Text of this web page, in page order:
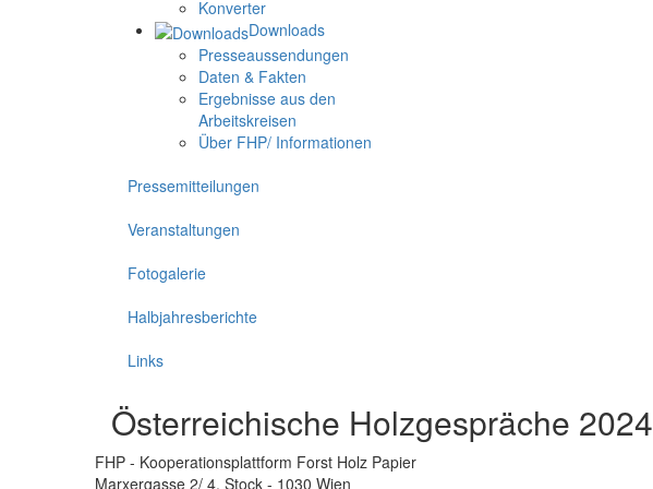
Konverter
Downloads
Presseaussendungen
Daten & Fakten
Ergebnisse aus den
Arbeitskreisen
Über FHP/ Informationen
Pressemitteilungen
Veranstaltungen
Fotogalerie
Halbjahresberichte
Links
Österreichische Holzgespräche 2024
FHP - Kooperationsplattform Forst Holz Papier
Marxergasse 2/ 4. Stock - 1030 Wien